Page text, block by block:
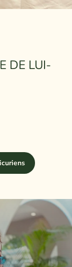
DE LUI-